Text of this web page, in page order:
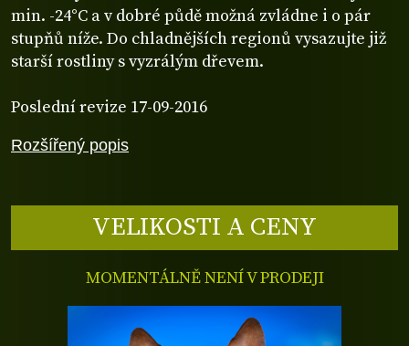
Rozšířený popis
min. -24°C a v dobré půdě možná zvládne i o pár
stupňů níže. Do chladnějších regionů vysazujte již
starší rostliny s vyzrálým dřevem.
Poslední revize 17-09-2016
VELIKOSTI A CENY
MOMENTÁLNĚ NENÍ V PRODEJI